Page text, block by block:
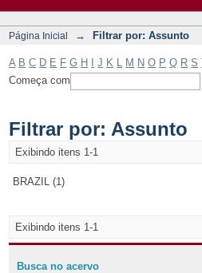
Página Inicial → Filtrar por: Assunto
A B C D E F G H J K M N O P Q R S
Começa com
Filtrar por: Assunto
Exibindo itens 1-1
BRAZIL (1)
Exibindo itens 1-1
Busca no acervo